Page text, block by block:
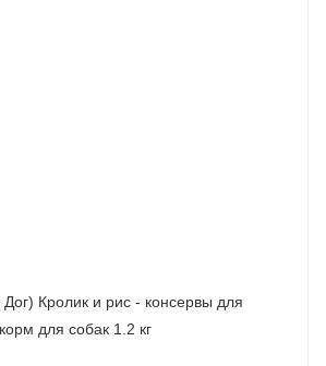
Кролик и рис - консервы для
для собак 1.2 кг